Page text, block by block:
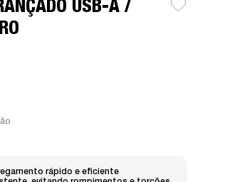
USB-A /
rápido e eficiente